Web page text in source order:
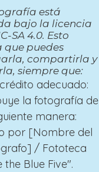
está
bajo la licencia
SA 4.0. Esto
que puedes
compartirla y
siempre que:
adecuado:
la fotografía de
manera:
por [Nombre del
/ Fototeca
the Blue Five".